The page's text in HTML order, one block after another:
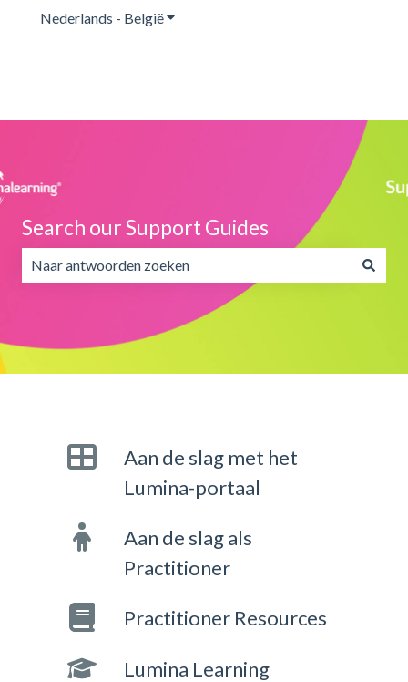
Nederlands - BelgiëSubmenu tonen voor vertalingen
Search our Support Guides
Er zijn geen suggesties want het zoekveld is leeg.
Aan de slag met het
Lumina-portaal
Aan de slag als
Practitioner
Practitioner Resources
Lumina Learning